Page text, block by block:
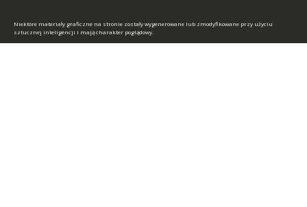
Niektóre materiały graficzne na stronie zostały wygenerowane lub zmodyfikowane przy użyciu
sztucznej inteligencji i mają charakter poglądowy.